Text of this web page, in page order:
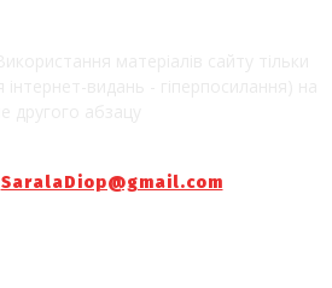
SaralaDiop@gmail.com